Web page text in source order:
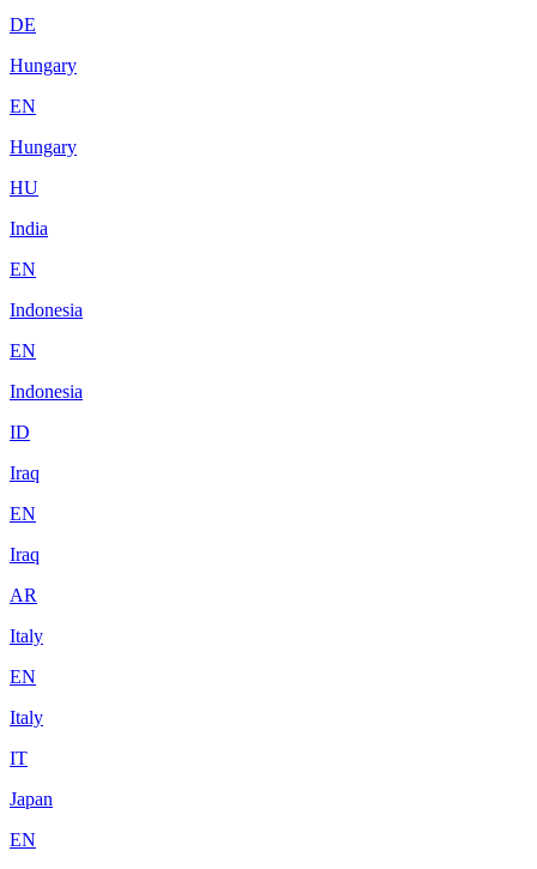
DE
Hungary
EN
Hungary
HU
India
EN
Indonesia
EN
Indonesia
ID
Iraq
EN
Iraq
AR
Italy
EN
Italy
IT
Japan
EN